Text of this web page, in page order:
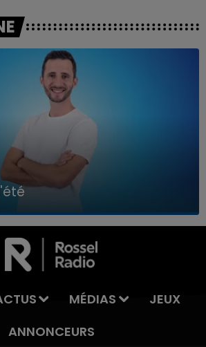
L'ÉTÉ
MÉDIAS
JEUX
ANNONCEURS